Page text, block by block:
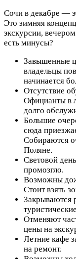
Сочи в декабре —
Это зимняя
экскурсии,
есть минусы?
Завышенные
владельцы
начинается
Отсутствие
Официанты в
долго
Большие
сюда
Собираются
Поляне.
Световой
промозгло.
Возможны
Стоит взять
Закрываются
Отменяют
цены на
Летние кафе
на ремонт.